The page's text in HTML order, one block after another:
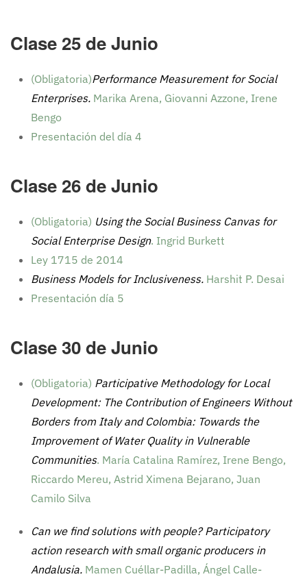
Clase 25 de Junio
(Obligatoria)Performance Measurement for Social
Enterprises. Marika Arena, Giovanni Azzone, Irene
Bengo
Presentación del día 4
Clase 26 de Junio
(Obligatoria) Using the Social Business Canvas for
Social Enterprise Design. Ingrid Burkett
Ley 1715 de 2014
Business Models for Inclusiveness. Harshit P. Desai
Presentación día 5
Clase 30 de Junio
(Obligatoria) Participative Methodology for Local
Development: The Contribution of Engineers Without
Borders from Italy and Colombia: Towards the
Improvement of Water Quality in Vulnerable
Communities. María Catalina Ramírez, Irene Bengo,
Riccardo Mereu, Astrid Ximena Bejarano, Juan
Camilo Silva
Can we find solutions with people? Participatory
action research with small organic producers in
Andalusia. Mamen Cuéllar-Padilla, Ángel Calle-